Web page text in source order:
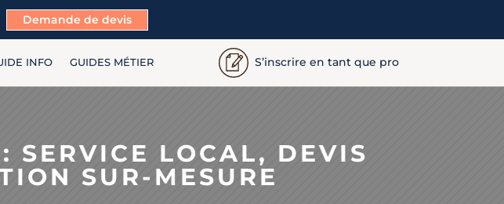
Demande de devis
INFO GUIDES MÉTIER S’inscrire en tant que pro
SERVICE LOCAL, DEVIS
SUR-MESURE